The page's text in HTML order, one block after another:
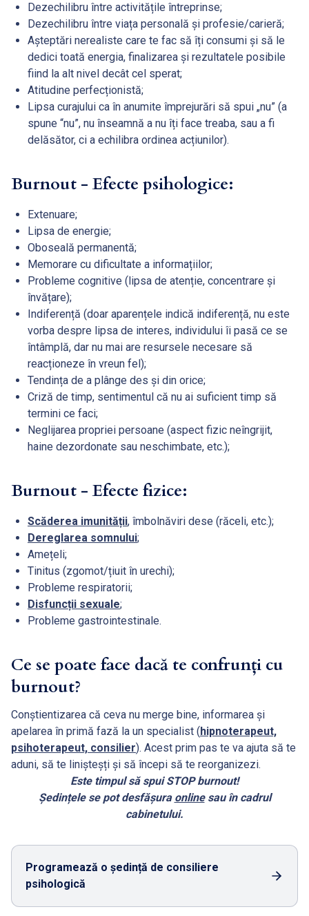
Dezechilibru între activitățile întreprinse;
Dezechilibru între viața personală și profesie/carieră;
Așteptări nerealiste care te fac să îți consumi și să le
dedici toată energia, finalizarea și rezultatele posibile
fiind la alt nivel decât cel sperat;
Atitudine perfecționistă;
Lipsa curajului ca în anumite împrejurări să spui „nu” (a
spune “nu”, nu înseamnă a nu îți face treaba, sau a fi
delăsător, ci a echilibra ordinea acțiunilor).
Burnout - Efecte psihologice:
Extenuare;
Lipsa de energie;
Oboseală permanentă;
Memorare cu dificultate a informațiilor;
Probleme cognitive (lipsa de atenție, concentrare și
învățare);
Indiferență (doar aparențele indică indiferență, nu este
vorba despre lipsa de interes, individului îi pasă ce se
întâmplă, dar nu mai are resursele necesare să
reacționeze în vreun fel);
Tendința de a plânge des și din orice;
Criză de timp, sentimentul că nu ai suficient timp să
termini ce faci;
Neglijarea propriei persoane (aspect fizic neîngrijit,
haine dezordonate sau neschimbate, etc.);
Burnout - Efecte fizice:
Scăderea imunității, îmbolnăviri dese (răceli, etc.);
Dereglarea somnului;
Amețeli;
Tinitus (zgomot/țiuit în urechi);
Probleme respiratorii;
Disfuncții sexuale;
Probleme gastrointestinale.
Ce se poate face dacă te confrunți cu
burnout?
Conștientizarea că ceva nu merge bine, informarea și
apelarea în primă fază la un specialist (hipnoterapeut,
psihoterapeut, consilier). Acest prim pas te va ajuta să te
aduni, să te linișteșți și să începi să te reorganizezi.
Este timpul să spui STOP burnout!
Ședințele se pot desfășura onlinesau în cadrul
cabinetului.
Programează o ședință de consiliere
psihologică